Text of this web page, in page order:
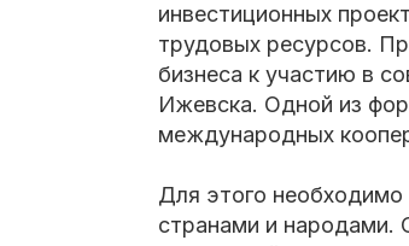
инвестиционных
трудовых ресурсов.
бизнеса к участию в
Ижевска. Одной из
международных
Для этого
странами и народами.